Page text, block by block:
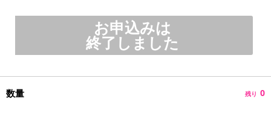
お申込みは
終了しました
数量 残り 0